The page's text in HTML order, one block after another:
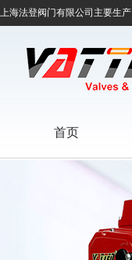
上海法登阀门有限公司主要生
首页